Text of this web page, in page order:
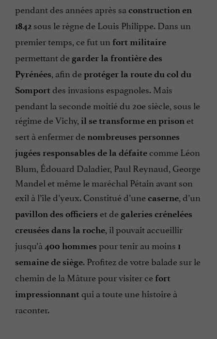
pendant des années après sa construction en
1842 sous le règne de Louis Philippe. Dans un
premier temps, ce fut un fort militaire
permettant de garder la frontière des
Pyrénées, afin deprotéger la route du col du
Somport des invasions espagnoles. Mais
pendant la seconde moitié du 20e siècle, sous le
régime de Vichy, il se transforme en prison et
sert à enfermer de nombreuses personnes
jugées responsables de la défaite comme Léon
Blum, Édouard Daladier, Paul Reynaud, George
Mandel et même le maréchal Pétain avant son
exil à l’île d’yeux. Constitué d’unecaserne, d’un
pavillon des officiers et de galeries crénelées
creusées dans la roche, il pouvait accueillir
jusqu’à 400 hommes pour tenir au moins 1
semaine de siège. Profitez de votre balade sur le
chemin de la Mâture pour visiter ce fort
impressionnant qui a toute une histoire à
raconter.